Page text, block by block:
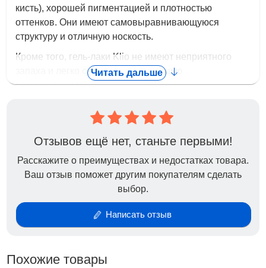
кисть), хорошей пигментацией и плотностью
оттенков. Они имеют самовыравнивающуюся
структуру и отличную носкость.
Кроме того, гель-лаки Klio не имеют неприятного
запаха и легко снимаются с помощью
размачивания.
Способ применения:
Время полимеризации в UV-лампе - 2 минуты, в
LED-лампе - 30 секунд
Читать дальше
Отзывов ещё нет, станьте первыми!
Расскажите о преимуществах и недостатках товара.
Ваш отзыв поможет другим покупателям сделать
выбор.
Написать отзыв
Похожие товары